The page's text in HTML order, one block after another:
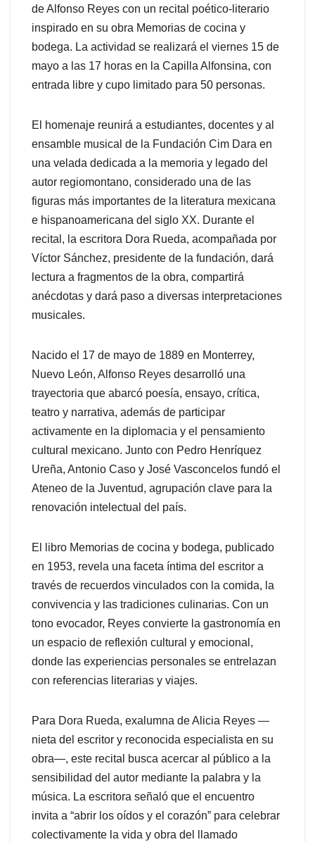
de Alfonso Reyes con un recital poético-literario
inspirado en su obra Memorias de cocina y
bodega. La actividad se realizará el viernes 15 de
mayo a las 17 horas en la Capilla Alfonsina, con
entrada libre y cupo limitado para 50 personas.
El homenaje reunirá a estudiantes, docentes y al
ensamble musical de la Fundación Cim Dara en
una velada dedicada a la memoria y legado del
autor regiomontano, considerado una de las
figuras más importantes de la literatura mexicana
e hispanoamericana del siglo XX. Durante el
recital, la escritora Dora Rueda, acompañada por
Víctor Sánchez, presidente de la fundación, dará
lectura a fragmentos de la obra, compartirá
anécdotas y dará paso a diversas interpretaciones
musicales.
Nacido el 17 de mayo de 1889 en Monterrey,
Nuevo León, Alfonso Reyes desarrolló una
trayectoria que abarcó poesía, ensayo, crítica,
teatro y narrativa, además de participar
activamente en la diplomacia y el pensamiento
cultural mexicano. Junto con Pedro Henríquez
Ureña, Antonio Caso y José Vasconcelos fundó el
Ateneo de la Juventud, agrupación clave para la
renovación intelectual del país.
El libro Memorias de cocina y bodega, publicado
en 1953, revela una faceta íntima del escritor a
través de recuerdos vinculados con la comida, la
convivencia y las tradiciones culinarias. Con un
tono evocador, Reyes convierte la gastronomía en
un espacio de reflexión cultural y emocional,
donde las experiencias personales se entrelazan
con referencias literarias y viajes.
Para Dora Rueda, exalumna de Alicia Reyes —
nieta del escritor y reconocida especialista en su
obra—, este recital busca acercar al público a la
sensibilidad del autor mediante la palabra y la
música. La escritora señaló que el encuentro
invita a “abrir los oídos y el corazón” para celebrar
colectivamente la vida y obra del llamado